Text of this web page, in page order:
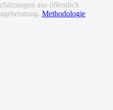
aus öffentlich
Methodologie